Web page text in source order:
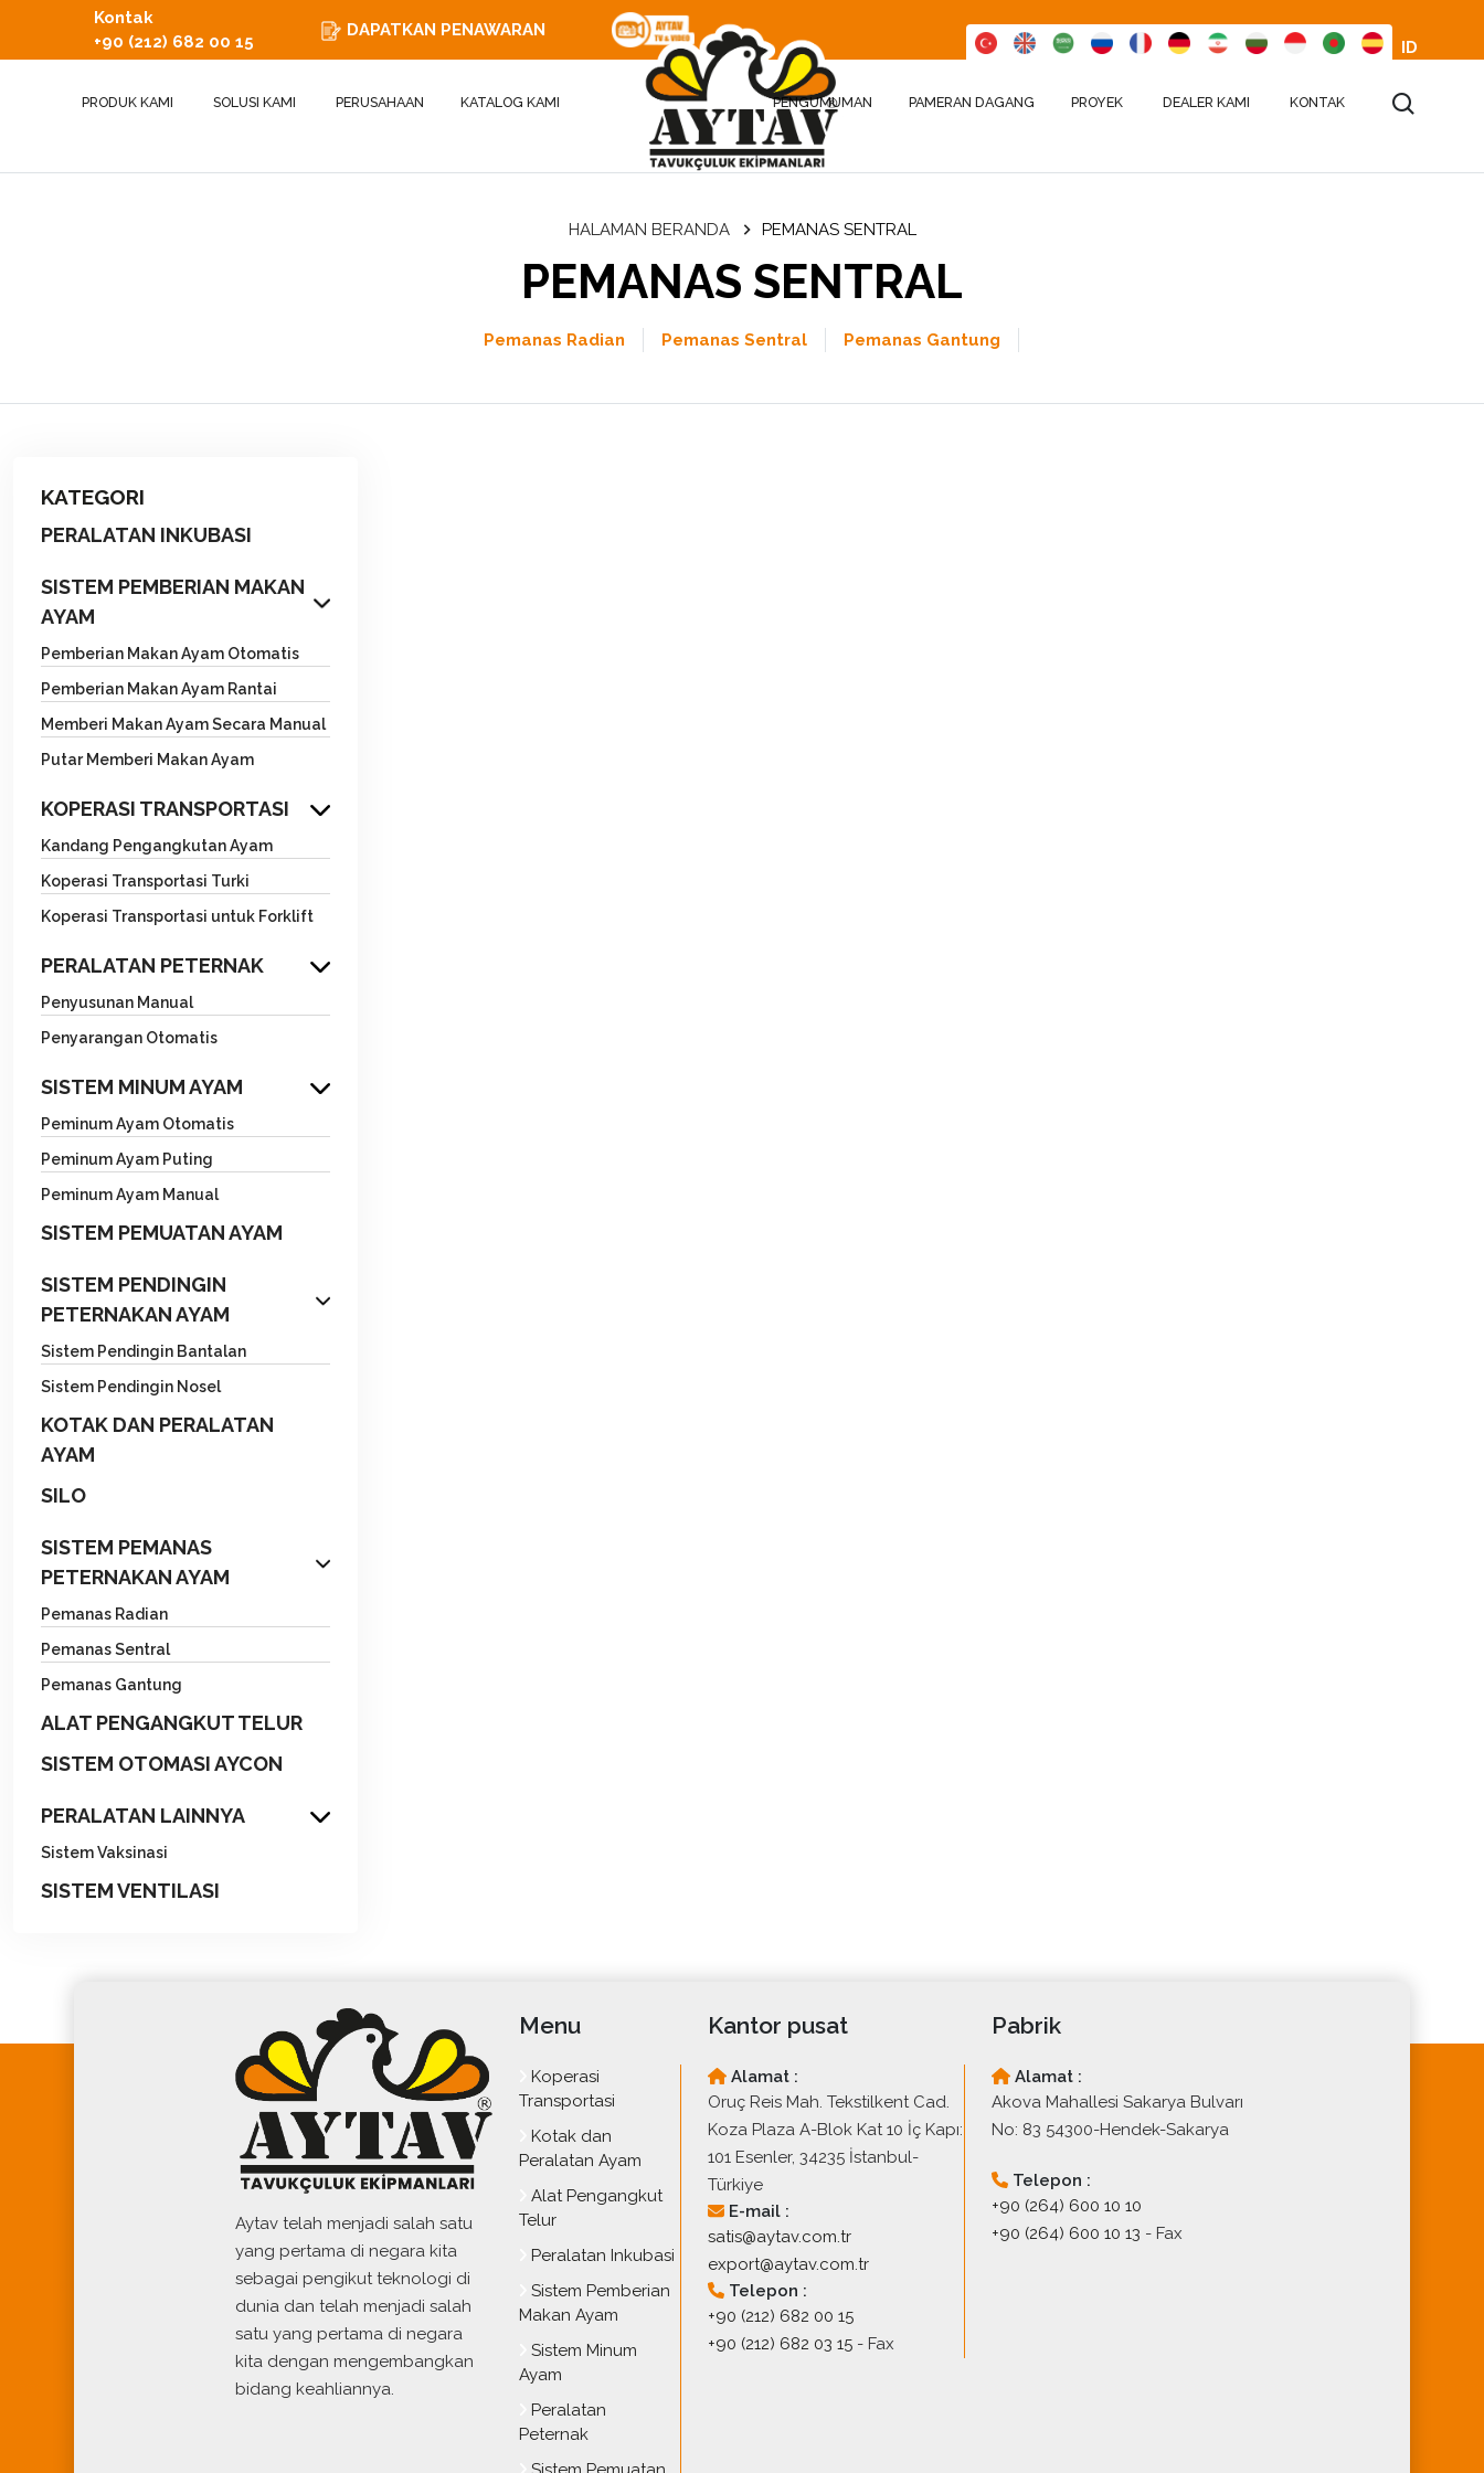
Kontak
+90 (212) 682 00 15
DAPATKAN PENAWARAN
ID
PRODUK KAMI SOLUSI KAMI PERUSAHAAN KATALOG KAMI PENGUMUMAN PAMERAN DAGANG PROYEK DEALER KAMI KONTAK
HALAMAN BERANDA PEMANAS SENTRAL
PEMANAS SENTRAL
Pemanas Radian Pemanas Sentral Pemanas Gantung
KATEGORI
PERALATAN INKUBASI
SISTEM PEMBERIAN MAKAN
AYAM
Pemberian Makan Ayam Otomatis
Pemberian Makan Ayam Rantai
Memberi Makan Ayam Secara Manual
Putar Memberi Makan Ayam
KOPERASI TRANSPORTASI
Kandang Pengangkutan Ayam
Koperasi Transportasi Turki
Koperasi Transportasi untuk Forklift
PERALATAN PETERNAK
Penyusunan Manual
Penyarangan Otomatis
SISTEM MINUM AYAM
Peminum Ayam Otomatis
Peminum Ayam Puting
Peminum Ayam Manual
SISTEM PEMUATAN AYAM
SISTEM PENDINGIN
PETERNAKAN AYAM
Sistem Pendingin Bantalan
Sistem Pendingin Nosel
KOTAK DAN PERALATAN
AYAM
SILO
SISTEM PEMANAS
PETERNAKAN AYAM
Pemanas Radian
Pemanas Sentral
Pemanas Gantung
ALAT PENGANGKUT TELUR
SISTEM OTOMASI AYCON
PERALATAN LAINNYA
Sistem Vaksinasi
SISTEM VENTILASI
Aytav telah menjadi salah satu
yang pertama di negara kita
sebagai pengikut teknologi di
dunia dan telah menjadi salah
satu yang pertama di negara
kita dengan mengembangkan
bidang keahliannya.
Menu
Koperasi
Transportasi
Kotak dan
Peralatan Ayam
Alat Pengangkut
Telur
Peralatan Inkubasi
Sistem Pemberian
Makan Ayam
Sistem Minum
Ayam
Peralatan
Peternak
Kantor pusat
Alamat :
Oruç Reis Mah. Tekstilkent Cad.
Koza Plaza A-Blok Kat 10 İç Kapı:
101 Esenler, 34235 İstanbul-
Türkiye
E-mail :
satis@aytav.com.tr
export@aytav.com.tr
Telepon :
+90 (212) 682 00 15
+90 (212) 682 03 15 - Fax
Pabrik
Alamat :
Akova Mahallesi Sakarya Bulvarı
No: 83 54300-Hendek-Sakarya
Telepon :
+90 (264) 600 10 10
+90 (264) 600 10 13 - Fax